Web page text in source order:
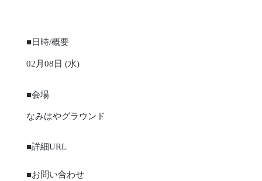
■日時/概要
02月08日 (水)
■会場
なみはやグラウンド
■詳細URL
■お問い合わせ